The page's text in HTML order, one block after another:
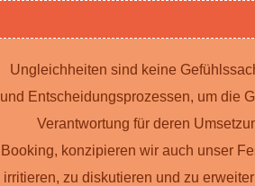
Ungleichheiten sind keine
und Entscheidungsprozessen, um die
Verantwortung für deren
Booking, konzipieren wir auch unser
irritieren, zu diskutieren und zu